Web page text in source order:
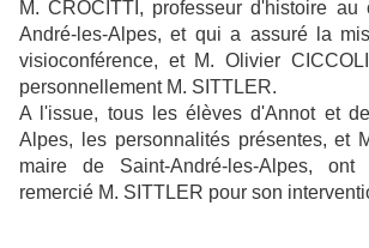
M. CROCITTI, professeur d'histoire
André-les-Alpes, et qui a assuré la
visioconférence, et M. Olivier
personnellement M. SITTLER.
A l'issue, tous les élèves d'Annot et
Alpes, les personnalités présentes, et
maire de Saint-André-les-Alpes, ont
remercié M. SITTLER pour son int